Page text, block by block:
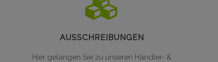
AUSSCHREIBUNGEN
Hier gelangen Sie zu unseren Händler- &